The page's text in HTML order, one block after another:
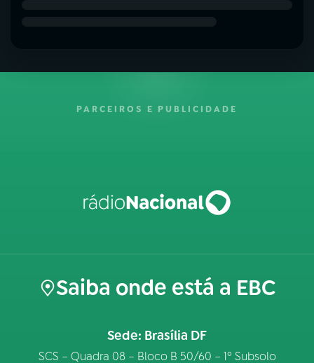
PARCEIROS E PUBLICIDADE
Saiba onde está a EBC
Sede: Brasília DF
SCS – Quadra 08 – Bloco B 50/60 – 1º Subsolo